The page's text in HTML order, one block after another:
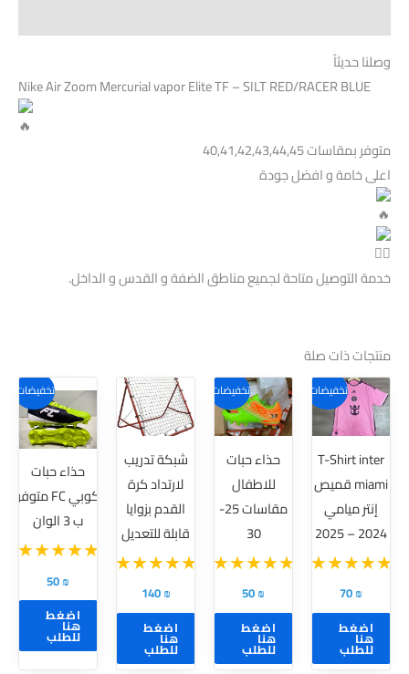
وصلنا حديثاً
Nike Air Zoom Mercurial vapor Elite TF – SILT RED/RACER BLUE
متوفر بمقاسات 40,41,42,43,44,45
اعلى خامة و افضل جودة
خدمة التوصيل متاحة لجميع مناطق الضفة و القدس و الداخل.
منتجات ذات صلة
تخفيضات!
T-Shirt inter
miami قميص
إنتر ميامي
2024 – 2025
70₪
اضغط
هنا
للطلب
هناك
العديد
من
الأشكال
المختلفة
لهذا
المنتج.
يمكن
اختيار
الخيارات
على
صفحة
تخفيضات!
حذاء حبات
للاطفال
مقاسات 25-
30
50₪
اضغط
هنا
للطلب
هناك
العديد
من
الأشكال
المختلفة
لهذا
المنتج.
يمكن
اختيار
الخيارات
على
صفحة
شبكة تدريب
لارتداد كرة
القدم بزوايا
قابلة للتعديل
140₪
اضغط
هنا
للطلب
تخفيضات!
حذاء حبات
كوبي FC متوفر
ب 3 الوان
50₪
اضغط
هنا
للطلب
هناك
العديد
من
الأشكال
المختلفة
لهذا
المنتج.
يمكن
اختيار
الخيارات
على